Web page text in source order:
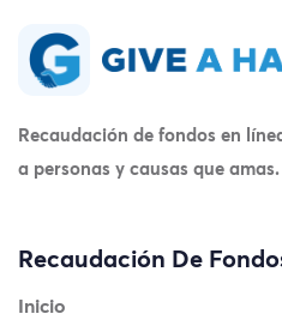
Recaudación de fondos en
a personas y causas que amas.
Recaudación De
Inicio